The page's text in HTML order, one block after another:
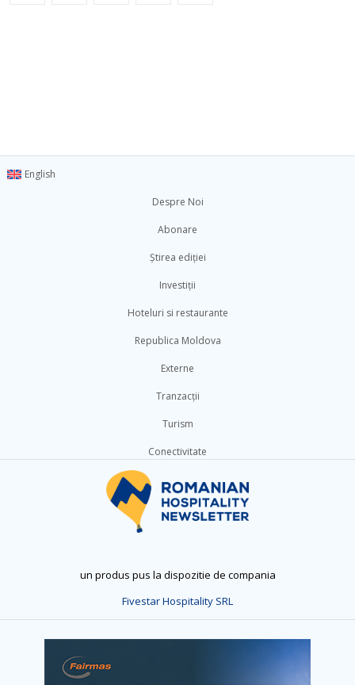
English
Despre Noi
Abonare
Știrea ediției
Investiții
Hoteluri si restaurante
Republica Moldova
Externe
Tranzacții
Turism
Conectivitate
un produs pus la dispozitie de compania
Fivestar Hospitality SRL